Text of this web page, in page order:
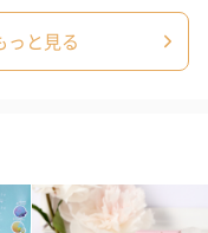
。
っと見る